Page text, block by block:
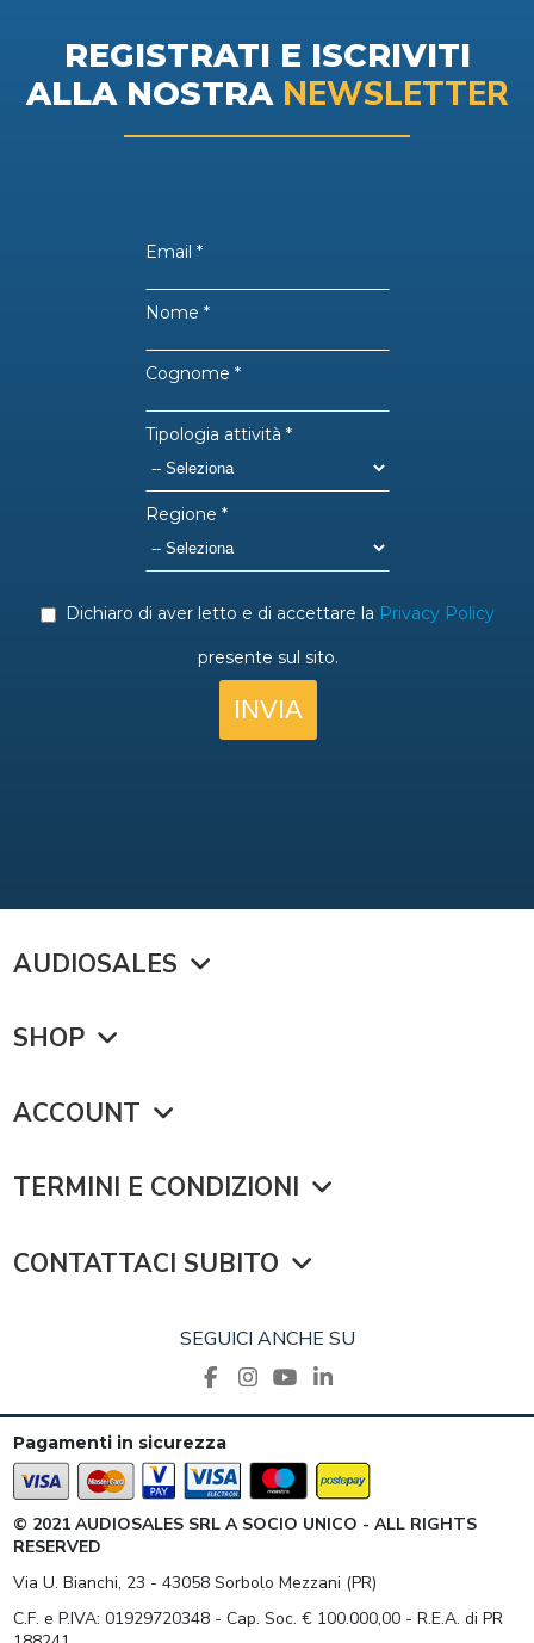
REGISTRATI E ISCRIVITI
ALLA NOSTRA NEWSLETTER
AUDIOSALES
SHOP
ACCOUNT
TERMINI E CONDIZIONI
CONTATTACI SUBITO
SEGUICI ANCHE SU
Pagamenti in sicurezza
© 2021 AUDIOSALES SRL A SOCIO UNICO - ALL RIGHTS
RESERVED
Via U. Bianchi, 23 - 43058 Sorbolo Mezzani (PR)
C.F. e P.IVA: 01929720348 - Cap. Soc. € 100.000,00 - R.E.A. di PR